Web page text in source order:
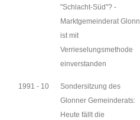
"Schlacht-Süd"? -
Marktgemeinderat Glonn
ist mit
Verrieselungsmethode
einverstanden
1991 - 10
Sondersitzung des
Glonner Gemeinderats:
Heute fällt die